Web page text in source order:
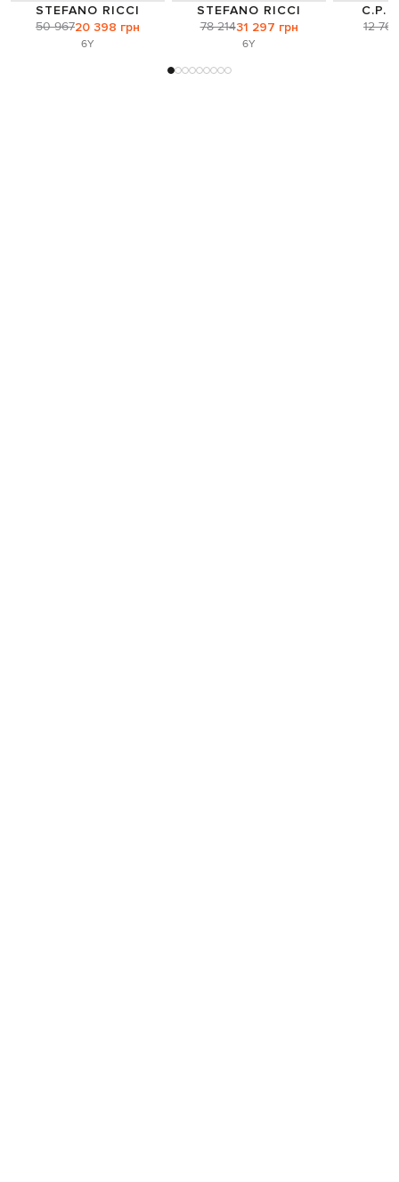
STEFANO RICCI
50 96720 398 грн
6Y
STEFANO RICCI
78 21431 297 грн
6Y
C.P.
12 768